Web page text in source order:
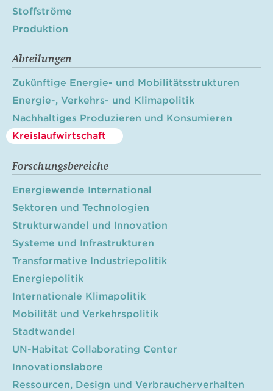
Stoffströme
Produktion
Abteilungen
Zukünftige Energie- und Mobilitätsstrukturen
Energie-, Verkehrs- und Klimapolitik
Nachhaltiges Produzieren und Konsumieren
Kreislaufwirtschaft
Forschungsbereiche
Energiewende International
Sektoren und Technologien
Strukturwandel und Innovation
Systeme und Infrastrukturen
Transformative Industriepolitik
Energiepolitik
Internationale Klimapolitik
Mobilität und Verkehrspolitik
Stadtwandel
UN-Habitat Collaborating Center
Innovationslabore
Ressourcen, Design und Verbraucherverhalten